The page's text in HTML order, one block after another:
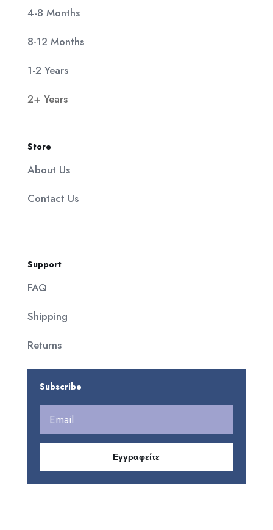
4-8 Months
8-12 Months
1-2 Years
2+ Years
Store
About Us
Contact Us
Support
FAQ
Shipping
Returns
Subscribe
Εγγραφείτε